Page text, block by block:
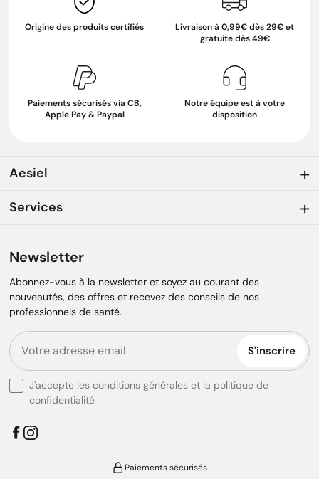
Origine des produits certifiés
Livraison à 0,99€ dès 29€ et
gratuite dès 49€
Paiements sécurisés via CB,
Apple Pay & Paypal
Notre équipe est à votre
disposition
Aesiel
Services
Newsletter
Abonnez-vous à la newsletter et soyez au courant des
nouveautés, des offres et recevez des conseils de nos
professionnels de santé.
S'inscrire
J'accepte les conditions générales et la politique de
confidentialité
Paiements sécurisés